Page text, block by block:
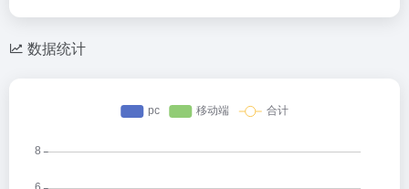
数据统计